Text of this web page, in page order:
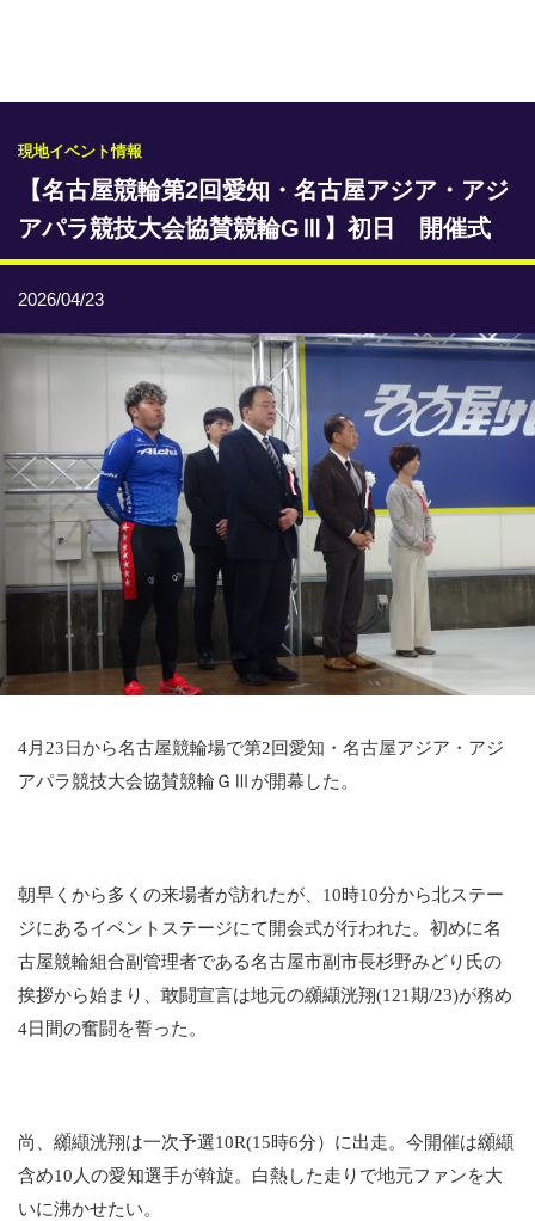
レース情報
本日のおすすめレース
年間開催予定表
トリマクリオリジナル予想
トリマクリコラム
番記者とくダネ！
選手ランキング
競輪場ガイド
記者紹介
支払い方法、ポイント利用規約
車券は20歳になってから・のめり込む不安のある方のご相
談
よくある質問
現地イベント情報
【名古屋競輪第2回愛知・名古屋アジア・アジ
アパラ競技大会協賛競輪GⅢ】初日 開催式
2026/04/23
4月23日から名古屋競輪場で第2回愛知・名古屋アジア・アジ
アパラ競技大会協賛競輪ＧⅢが開幕した。
朝早くから多くの来場者が訪れたが、10時10分から北ステー
ジにあるイベントステージにて開会式が行われた。初めに名
古屋競輪組合副管理者である名古屋市副市長杉野みどり氏の
挨拶から始まり、敢闘宣言は地元の纐纈洸翔(121期/23)が務め
4日間の奮闘を誓った。
尚、纐纈洸翔は一次予選10R(15時6分）に出走。今開催は纐纈
含め10人の愛知選手が斡旋。白熱した走りで地元ファンを大
いに沸かせたい。